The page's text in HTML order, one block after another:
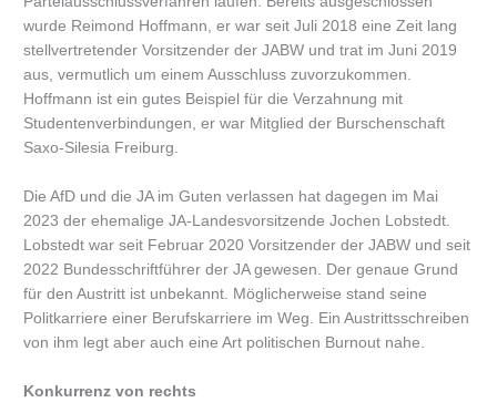
wurde Reimond Hoffmann, er war seit Juli 2018 eine Zeit lang
stellvertretender Vorsitzender der JABW und trat im Juni 2019
aus, vermutlich um einem Ausschluss zuvorzukommen.
Hoffmann ist ein gutes Beispiel für die Verzahnung mit
Studentenverbindungen, er war Mitglied der Burschenschaft
Saxo-Silesia Freiburg.
Die AfD und die JA im Guten verlassen hat dagegen im Mai
2023 der ehemalige JA-Landesvorsitzende Jochen Lobstedt.
Lobstedt war seit Februar 2020 Vorsitzender der JABW und seit
2022 Bundesschriftführer der JA gewesen. Der genaue Grund
für den Austritt ist unbekannt. Möglicherweise stand seine
Politkarriere einer Berufskarriere im Weg. Ein Austrittsschreiben
von ihm legt aber auch eine Art politischen Burnout nahe.
Konkurrenz von rechts